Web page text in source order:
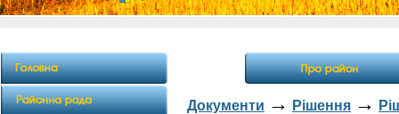
Документи → Рішення →